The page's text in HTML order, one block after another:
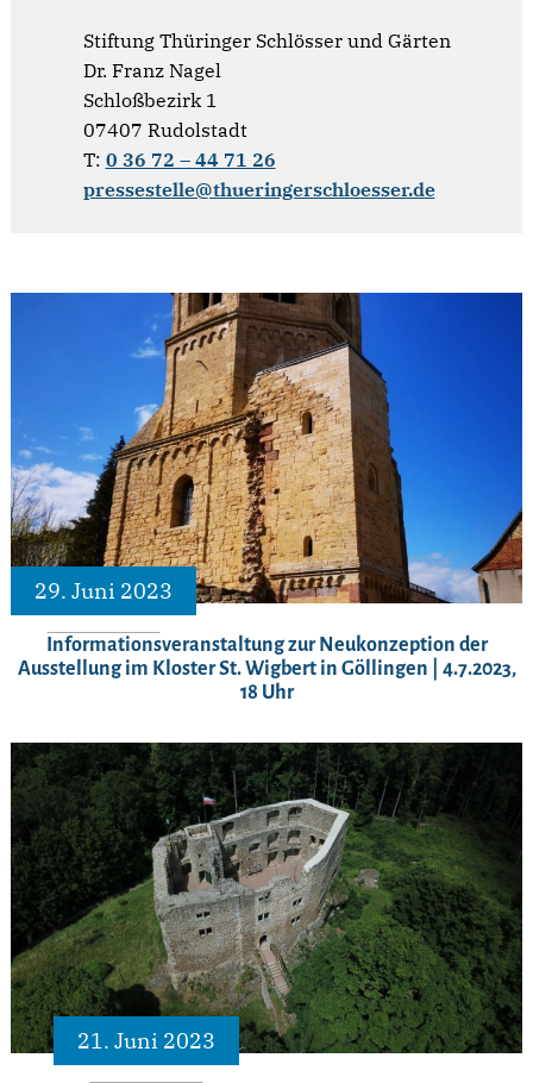
Stiftung Thüringer Schlösser und Gärten
Dr. Franz Nagel
Schloßbezirk 1
07407 Rudolstadt
T: 0 36 72 – 44 71 26
pressestelle@thueringerschloesser.de
29. Juni 2023
Informationsveranstaltung zur Neukonzeption der
Ausstellung im Kloster St. Wigbert in Göllingen | 4.7.2023,
18 Uhr
21. Juni 2023